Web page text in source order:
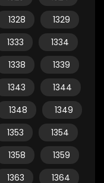
1328
1329
1333
1334
1338
1339
1343
1344
1348
1349
1353
1354
1358
1359
1363 1364